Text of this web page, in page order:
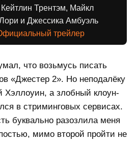
Кейтлин Трентэм, Майкл
и Джессика Амбуэль
трейлер
что возьмусь писать
«Джестер 2». Но неподалёку
Хэллоуин, а злобный клоун-
в стриминговых сервисах.
буквально разозлила меня
мимо второй пройти не